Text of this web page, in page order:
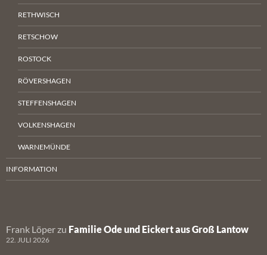
RETHWISCH
RETSCHOW
ROSTOCK
RÖVERSHAGEN
STEFFENSHAGEN
VOLKENSHAGEN
WARNEMÜNDE
INFORMATION
Frank Löper zu Familie Ode und Eickert aus Groß Lantow
22. JULI 2026